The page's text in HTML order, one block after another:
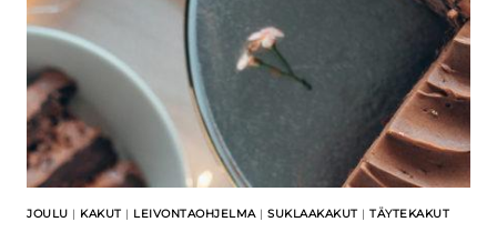
JOULU | KAKUT | LEIVONTAOHJELMA| SUKLAAKAKUT | TÄYTEKAKUT